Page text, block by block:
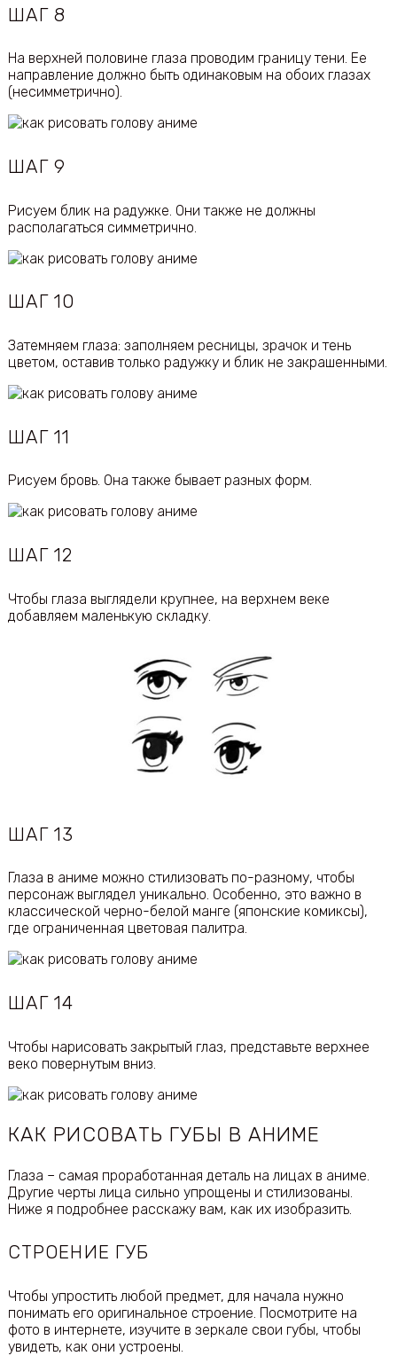
ШАГ 8
На верхней половине глаза проводим границу тени. Ее
направление должно быть одинаковым на обоих глазах
(несимметрично).
ШАГ 9
Рисуем блик на радужке. Они также не должны
располагаться симметрично.
ШАГ 10
Затемняем глаза: заполняем ресницы, зрачок и тень
цветом, оставив только радужку и блик не закрашенными.
ШАГ 11
Рисуем бровь. Она также бывает разных форм.
ШАГ 12
Чтобы глаза выглядели крупнее, на верхнем веке
добавляем маленькую складку.
ШАГ 13
Глаза в аниме можно стилизовать по-разному, чтобы
персонаж выглядел уникально. Особенно, это важно в
классической черно-белой манге (японские комиксы),
где ограниченная цветовая палитра.
ШАГ 14
Чтобы нарисовать закрытый глаз, представьте верхнее
веко повернутым вниз.
КАК РИСОВАТЬ ГУБЫ В АНИМЕ
Глаза – самая проработанная деталь на лицах в аниме.
Другие черты лица сильно упрощены и стилизованы.
Ниже я подробнее расскажу вам, как их изобразить.
СТРОЕНИЕ ГУБ
Чтобы упростить любой предмет, для начала нужно
понимать его оригинальное строение. Посмотрите на
фото в интернете, изучите в зеркале свои губы, чтобы
увидеть, как они устроены.